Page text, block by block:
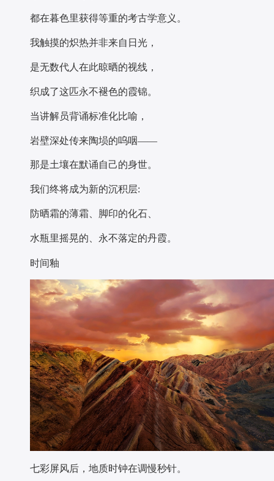
都在暮色里获得等重的考古学意义。
我触摸的炽热并非来自日光，
是无数代人在此晾晒的视线，
织成了这匹永不褪色的霞锦。
当讲解员背诵标准化比喻，
岩壁深处传来陶埙的呜咽——
那是土壤在默诵自己的身世。
我们终将成为新的沉积层:
防晒霜的薄霜、脚印的化石、
水瓶里摇晃的、永不落定的丹霞。
时间釉
七彩屏风后，地质时钟在调慢秒针。